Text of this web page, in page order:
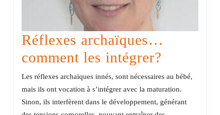
Réflexes archaïques…
comment les intégrer?
comment
les
Les réflexes archaïques innés, sont nécessaires au bébé,
mais ils ont vocation à s’intégrer avec la maturation.
Sinon, ils interfèrent dans le développement, générant